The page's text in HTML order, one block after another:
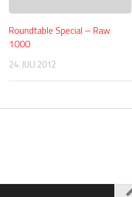
Roundtable Special – Raw
1000
24. JULI 2012